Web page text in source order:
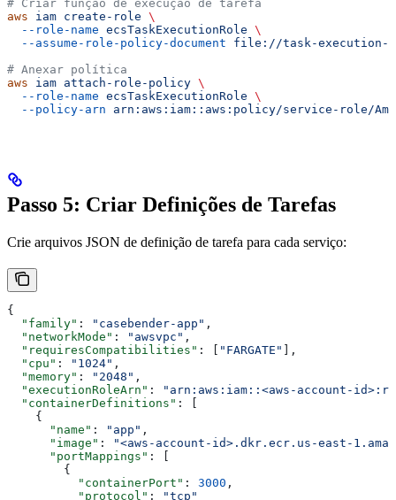
# Criar função de execução de tarefa
aws iam create-role \
  --role-name
ecsTaskExecutionRole \
  --assume-role-policy-document
file://task-execution-
# Anexar política
aws iam attach-role-policy \
  --role-name
ecsTaskExecutionRole \
  --policy-arn
arn:aws:iam::aws:policy/service-role/
Passo 5: Criar Definições de Tarefas
Crie arquivos JSON de definição de tarefa para cada serviço:
{
  "family"
: "casebender-app" ,
  "networkMode"
: "awsvpc" ,
  "requiresCompatibilities"
: [ "FARGATE"
],
  "cpu"
: "1024" ,
  "memory"
: "2048" ,
  "executionRoleArn"
:
"arn:aws:iam::<aws-account-
  "containerDefinitions"
: [
    {
      "name"
: "app" ,
      "image"
:
"<aws-account-id>.dkr.ecr.us-east-
      "portMappings"
: [
        {
          "containerPort"
: 3000 ,
          "protocol"
:
"tcp"